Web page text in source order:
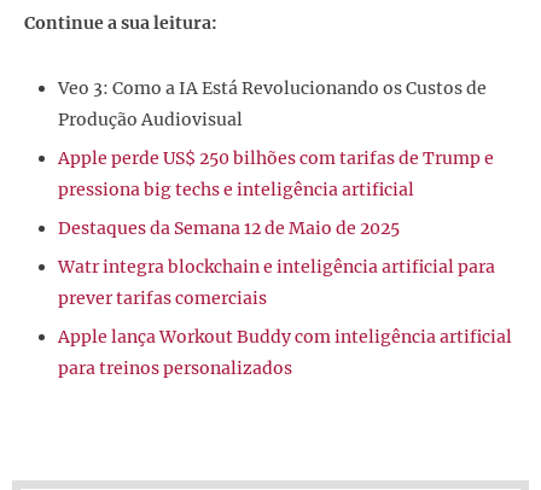
Continue a sua leitura:
Veo 3: Como a IA Está Revolucionando os Custos de
Produção Audiovisual
Apple perde US$ 250 bilhões com tarifas de Trump e
pressiona big techs e inteligência artificial
Destaques da Semana 12 de Maio de 2025
Watr integra blockchain e inteligência artificial para
prever tarifas comerciais
Apple lança Workout Buddy com inteligência artificial
para treinos personalizados